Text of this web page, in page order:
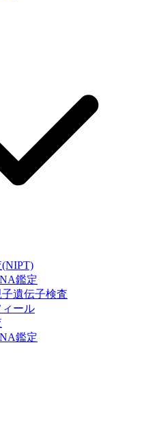
鑑定
遺伝子検査
ール
鑑定